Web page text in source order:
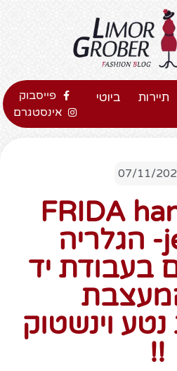
תיירות ביוטי
פייסבוק
אינסטגרם
07/11/
FRIDA
jewelry- הגלריה
בעבודת יד
וינשטוק
!!